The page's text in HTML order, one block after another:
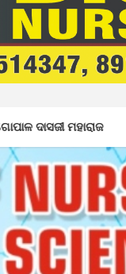
ନିୟତି